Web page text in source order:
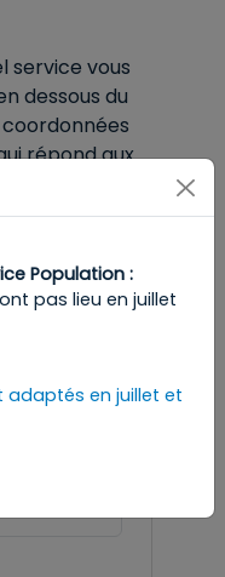
service vous
dessous du
répond aux
consultez la
dans les
Population :
pas lieu en juillet
adaptés en juillet et